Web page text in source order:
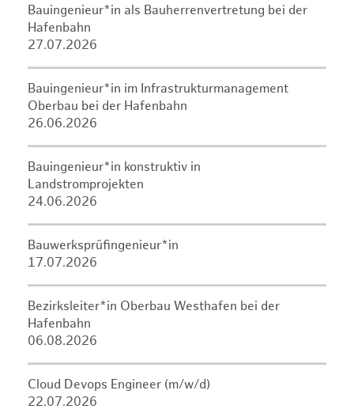
Bauingenieur*in als Bauherrenvertretung bei der
Hafenbahn
27.07.2026
Bauingenieur*in im Infrastrukturmanagement
Oberbau bei der Hafenbahn
26.06.2026
Bauingenieur*in konstruktiv in
Landstromprojekten
24.06.2026
Bauwerksprüfingenieur*in
17.07.2026
Bezirksleiter*in Oberbau Westhafen bei der
Hafenbahn
06.08.2026
Cloud Devops Engineer (m/w/d)
22.07.2026